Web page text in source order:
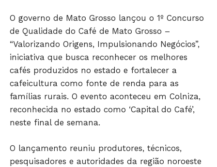
O governo de Mato Grosso lançou o 1º Concurso
de Qualidade do Café de Mato Grosso –
“Valorizando Origens, Impulsionando Negócios”,
iniciativa que busca reconhecer os melhores
cafés produzidos no estado e fortalecer a
cafeicultura como fonte de renda para as
famílias rurais. O evento aconteceu em Colniza,
reconhecida no estado como ‘Capital do Café’,
neste final de semana.
O lançamento reuniu produtores, técnicos,
pesquisadores e autoridades da região noroeste